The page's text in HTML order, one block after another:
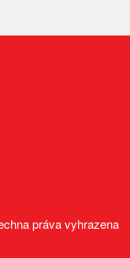
práva vyhrazena